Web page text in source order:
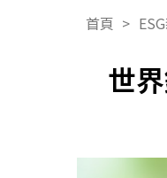
首頁 >
世